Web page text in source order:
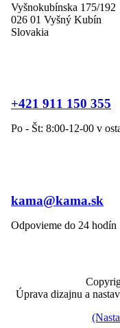
Vyšnokubínska 175/192
026 01 Vyšný Kubín
Slovakia
+421 911 150 355
Po - Št: 8:00-12-00 v
kama@kama.sk
Odpovieme do 24 hodín
Úprava dizajnu a